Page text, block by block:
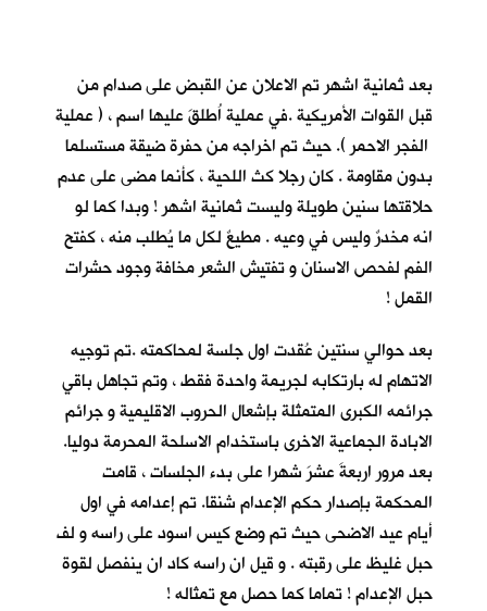
بعد ثمانية اشهر تم الاعلان عن القبض على صدام من
قبل القوات الأمريكية .في عملية اُطلقَ عليها اسم ، ( عملية
الفجر الاحمر ). حيث تم اخراجه من حفرة ضيقة مستسلما
بدون مقاومة . كان رجلا كث اللحية ، كأنما مضى على عدم
حلاقتها سنين طويلة وليست ثمانية اشهر ! وبدا كما لو
انه مخدرٌ وليس في وعيه . مطيعٌ لكل ما يُطلب منه ، كفتح
الفم لفحص الاسنان و تفتيش الشعر مخافة وجود حشرات
القمل !
بعد حوالي سنتين عُقدت اول جلسة لمحاكمته .تم توجيه
الاتهام له بارتكابه لجريمة واحدة فقط ، وتم تجاهل باقي
جرائمه الكبرى المتمثلة بإشعال الحروب الاقليمية و جرائم
الابادة الجماعية الاخرى باستخدام الاسلحة المحرمة دوليا.
بعد مرور اربعةَ عشرَ شهرا على بدء الجلسات ، قامت
المحكمة بإصدار حكم الإعدام شنقا. تم إعدامه في اول
أيام عيد الاضحى حيث تم وضع كيس اسود على راسه و لف
حبل غليظ على رقبته . و قيل ان راسه كاد ان ينفصل لقوة
حبل الإعدام ! تماما كما حصل مع تمثاله !